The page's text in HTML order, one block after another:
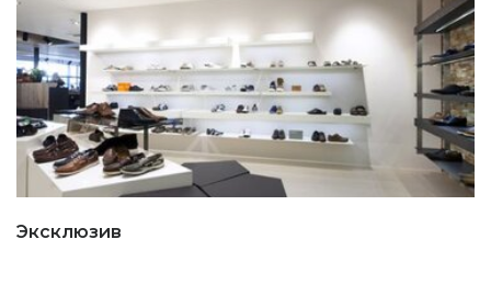
Эксклюзив